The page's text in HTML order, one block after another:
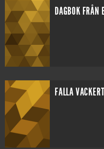
DAGBOK FRÅN
FALLA VACKERT